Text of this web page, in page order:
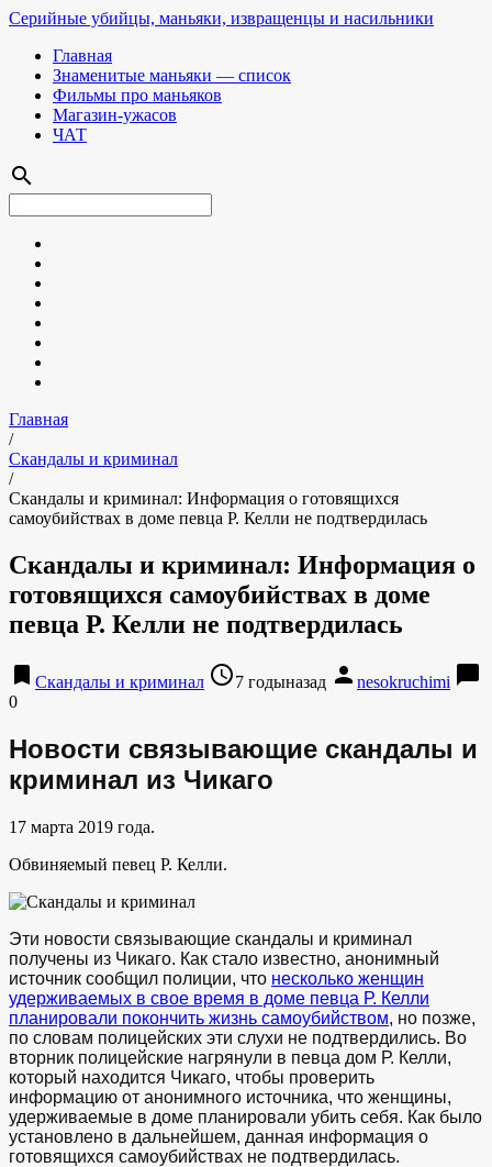
Серийные убийцы, маньяки, извращенцы и насильники
Главная
Знаменитые маньяки — список
Фильмы про маньяков
Магазин-ужасов
ЧАТ
search
Главная
/
Скандалы и криминал
/
Скандалы и криминал: Информация о готовящихся
самоубийствах в доме певца Р. Келли не подтвердилась
Скандалы и криминал: Информация о
готовящихся самоубийствах в доме
певца Р. Келли не подтвердилась
bookmark Скандалы и криминал access_time7 годыназад person nesokruchimi chat_bubble
0
Новости связывающие скандалы и
криминал из Чикаго
17 марта 2019 года.
Обвиняемый певец Р. Келли.
Эти новости связывающие скандалы и криминал
получены из Чикаго. Как стало известно, анонимный
источник сообщил полиции, что несколько женщин
удерживаемых в свое время в доме певца Р. Келли
планировали покончить жизнь самоубийством, но позже,
по словам полицейских эти слухи не подтвердились. Во
вторник полицейские нагрянули в певца дом Р. Келли,
который находится Чикаго, чтобы проверить
информацию от анонимного источника, что женщины,
удерживаемые в доме планировали убить себя. Как было
установлено в дальнейшем, данная информация о
готовящихся самоубийствах не подтвердилась.